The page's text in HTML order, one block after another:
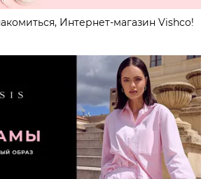
Интернет-магазин Vishco!